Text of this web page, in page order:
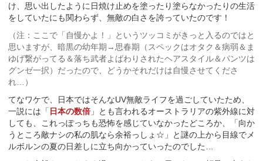
け、思い出したように日焼け止めを塗ったり塗らなかったりの生活
をしていたにも関わらず、無敵の白さを誇っていたのです！
（注：ここで「自慢かよ！」というツッコミがきっと入るのではと
思いますが、暗黒の幼年期→思春期（スペックはオタク＆病弱＆ま
ゆげ繋がってる＆落ち武者よばわりされたヘアスタイル＆パンツは
グンゼ一択）だったので、どうかそれだけは自慢させてくださ
れ…）
てなワケで、日本ではそんなUV無敵ライフを過ごしていたため、
一説には「 日本の数倍」とも言われるオーストラリアの紫外線に対
しても、これっぽっちも恐怖を感じていなかったどころか、「向か
うところ敵ナシの私の肌なら余裕っしょ☆」と謎の上から目線でメ
ルボルンの夏の日差しに立ち向かっていったのでした…